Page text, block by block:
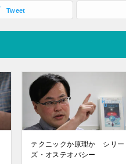
Tweet
テクニックか原理か シリー
ズ・オステオパシー